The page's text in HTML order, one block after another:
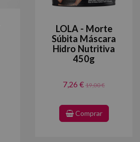
LOLA - Morte
Súbita Máscara
Hidro Nutritiva
450g
7,26 € 19,00 €
Comprar